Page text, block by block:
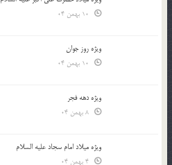
ویژه روز جوان
ویژه دهه فجر
ویژه میلاد امام سجاد علیه السلام